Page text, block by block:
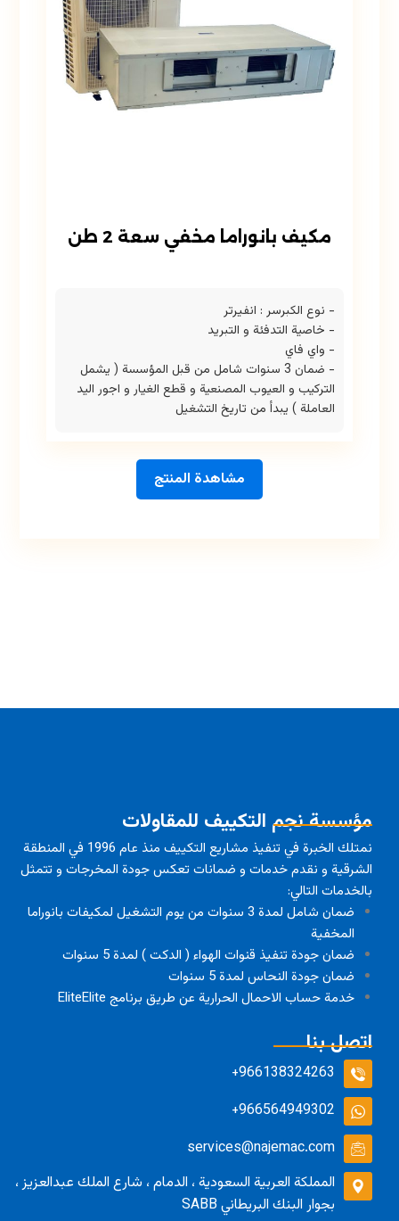
مكيف بانوراما مخفي سعة 2 طن
- نوع الكبرسر : انفيرتر
- خاصية التدفئة و التبريد
- واي فاي
- ضمان 3 سنوات شامل من قبل المؤسسة ( يشمل
التركيب و العيوب المصنعية و قطع الغيار و اجور اليد
العاملة ) يبدأ من تاريخ التشغيل
مشاهدة المنتج
مؤسسة نجم التكييف للمقاولات
نمتلك الخبرة في تنفيذ مشاريع التكييف منذ عام 1996 في المنطقة
الشرقية و نقدم خدمات و ضمانات تعكس جودة المخرجات و تتمثل
بالخدمات التالي:
ضمان شامل لمدة 3 سنوات من يوم التشغيل لمكيفات بانوراما
المخفية
ضمان جودة تنفيذ قنوات الهواء ( الدكت ) لمدة 5 سنوات
ضمان جودة النحاس لمدة 5 سنوات
خدمة حساب الاحمال الحرارية عن طريق برنامج EliteElite
اتصل بنا
966138324263+
966564949302+
services@najemac.com
المملكة العربية السعودية ، الدمام ، شارع الملك عبدالعزيز ،
بجوار البنك البريطاني SABB